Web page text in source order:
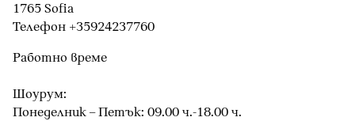
1765 Sofia
Teлефон +35924237760
Работно време
Шоурум:
Понеделник – Петък: 09.00 ч.-18.00 ч.